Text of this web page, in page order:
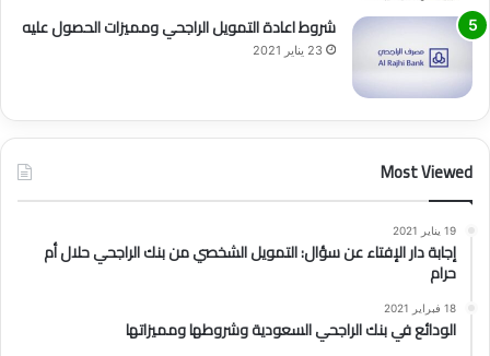
شروط اعادة التمويل الراجحي ومميزات الحصول عليه
23 يناير 2021
Most Viewed
19 يناير 2021
إجابة دار الإفتاء عن سؤال: التمويل الشخصي من بنك الراجحي حلال أم
حرام
18 فبراير 2021
الودائع في بنك الراجحي السعودية وشروطها ومميزاتها